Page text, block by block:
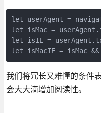
let userAgent =
let isMac =
let isIE =
let isMacIE = isMac
我们将冗长又难懂的条件
会大大滴增加阅读性。